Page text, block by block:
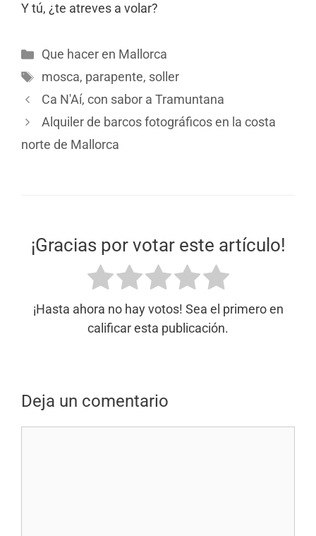
Y tú, ¿te atreves a volar?
Que hacer en Mallorca
mosca, parapente, soller
Ca N'Aí, con sabor a Tramuntana
Alquiler de barcos fotográficos en la costa
norte de Mallorca
¡Gracias por votar este artículo!
¡Hasta ahora no hay votos! Sea el primero en
calificar esta publicación.
Deja un comentario